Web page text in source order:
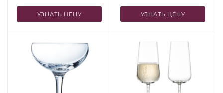
УЗНАТЬ ЦЕНУ УЗНАТЬ ЦЕНУ